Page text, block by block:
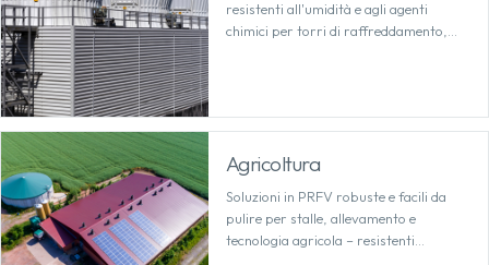
resistenti all'umidità e agli agenti
chimici per torri di raffreddamento,
Agricoltura
Soluzioni in PRFV robuste e facili da
pulire per stalle, allevamento e
tecnologia agricola – resistenti